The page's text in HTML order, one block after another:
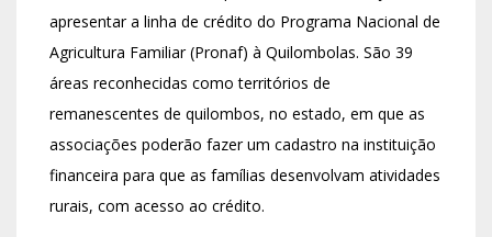
apresentar a linha de crédito do Programa Nacional de
Agricultura Familiar (Pronaf) à Quilombolas. São 39
áreas reconhecidas como territórios de
remanescentes de quilombos, no estado, em que as
associações poderão fazer um cadastro na instituição
financeira para que as famílias desenvolvam atividades
rurais, com acesso ao crédito.